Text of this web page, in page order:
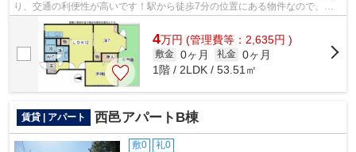
り、交通の利便性が高いです！駅から徒歩7分の位置にある物件なので、ア
クセスも良好です！使い勝手の良いアパ...
4万円 (管理費等：2,635円 )
敷金 0ヶ月 礼金 0ヶ月
1階 / 2LDK / 53.51㎡
賃貸 | アパート 西邑アパートB棟
敷0 礼0